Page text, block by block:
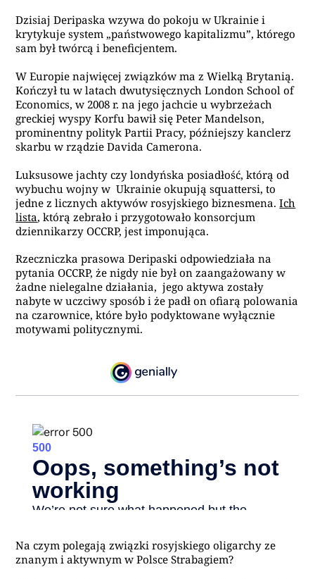
Dzisiaj Deripaska wzywa do pokoju w Ukrainie i
krytykuje system „państwowego kapitalizmu”, którego
sam był twórcą i beneficjentem.
W Europie najwięcej związków ma z Wielką Brytanią.
Kończył tu w latach dwutysięcznych London School of
Economics, w 2008 r. na jego jachcie u wybrzeżach
greckiej wyspy Korfu bawił się Peter Mandelson,
prominentny polityk Partii Pracy, późniejszy kanclerz
skarbu w rządzie Davida Camerona.
Luksusowe jachty czy londyńska posiadłość, którą od
wybuchu wojny w Ukrainie okupują squattersi, to
jedne z licznych aktywów rosyjskiego biznesmena.Ich
lista, którą zebrało i przygotowało konsorcjum
dziennikarzy OCCRP, jest imponująca.
Rzeczniczka prasowa Deripaski odpowiedziała na
pytania OCCRP, że nigdy nie był on zaangażowany w
żadne nielegalne działania, jego aktywa zostały
nabyte w uczciwy sposób i że padł on ofiarą polowania
na czarownice, które było podyktowane wyłącznie
motywami politycznymi.
Na czym polegają związki rosyjskiego oligarchy ze
znanym i aktywnym w Polsce Strabagiem?